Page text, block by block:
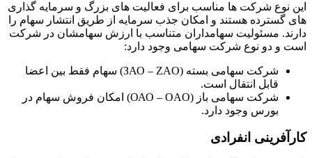
این نوع شرکت ها مناسب برای فعالیت ‌های بزرگ و سرمایه گذاری
‌های گسترده هستند و امکان جذب سرمایه از طریق انتشار سهام را
دارند. مسئولیت سهامداران متناسب با ارزش سهامشان در شرکت
است و دو نوع شرکت سهامی وجود دارد:
شرکت سهامی بسته (ЗАО – ZAO) سهام فقط بین اعضا
قابل انتقال است.
شرکت سهامی باز (ОАО – OAO) امکان فروش سهام در
بورس وجود دارد.
کارآفرینی انفرادی